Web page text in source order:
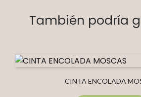
También podría
CINTA ENCOLADA